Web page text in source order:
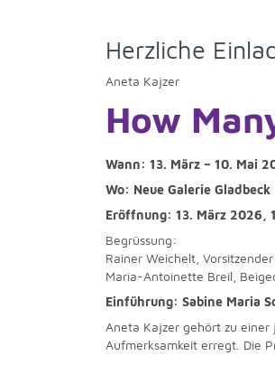
Herzliche
Aneta Kajzer
How
Wann: 13. März – 10. Mai
Wo: Neue Galerie Gladbeck
Eröffnung: 13. März 2026,
Begrüssung:
Rainer Weichelt,
Maria-Antoinette Breil,
Einführung: Sabine Maria
Aneta Kajzer gehört zu
Aufmerksamkeit erregt. Die